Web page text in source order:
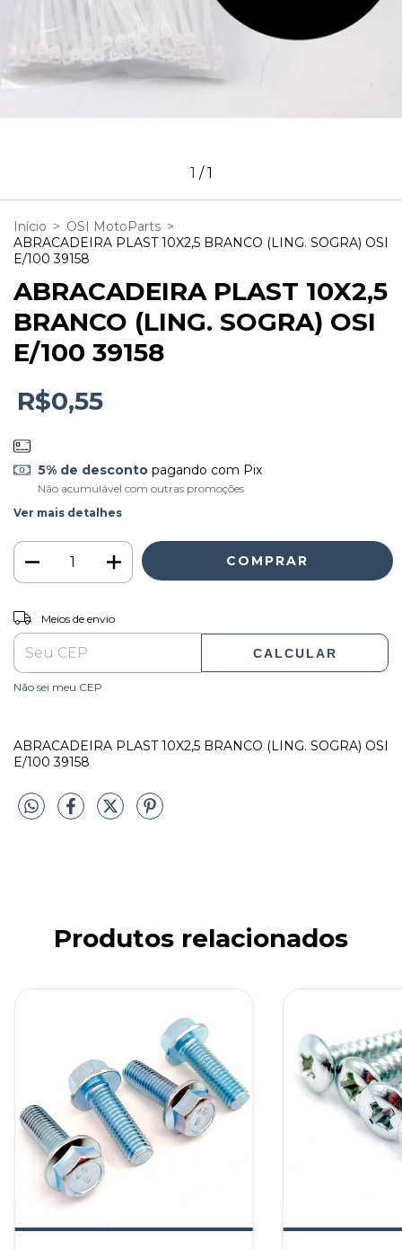
1 /1
Início > OSI MotoParts >
ABRACADEIRA PLAST 10X2,5 BRANCO (LING. SOGRA) OSI
E/100 39158
ABRACADEIRA PLAST 10X2,5
BRANCO (LING. SOGRA) OSI
E/100 39158
R$0,55
5% de descontopagando com Pix
Não acumulável com outras promoções
Ver mais detalhes
Entregas para o CEP:
Meios de envio
CALCULAR
Não sei meu CEP
ABRACADEIRA PLAST 10X2,5 BRANCO (LING. SOGRA) OSI
E/100 39158
Produtos relacionados